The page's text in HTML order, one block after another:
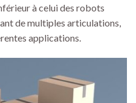
à celui des robots
de multiples articulations,
applications.